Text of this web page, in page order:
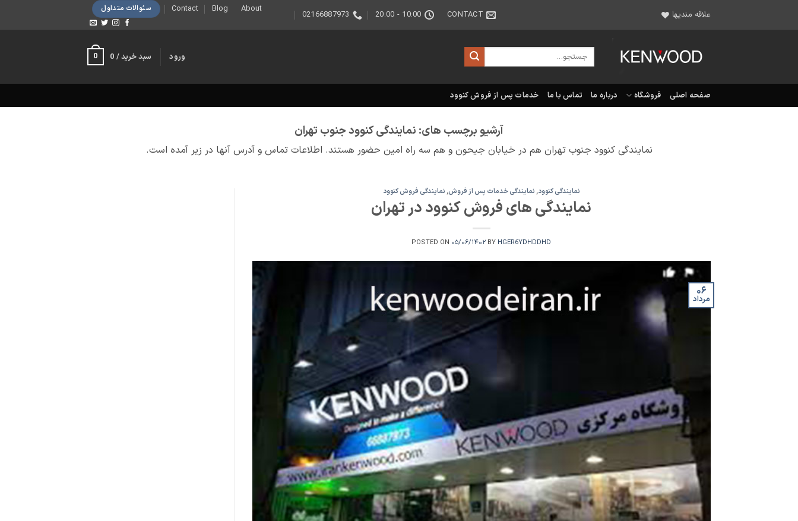
علاقه مندیها CONTACT
10:00 - 20:00
02166887973
About
Blog
Contact سئوالات متداول
برای:
ورود سبد خرید / 0
0
صفحه اصلی فروشگاه درباره ما تماس با ما خدمات پس از فروش کنوود
آرشیو برچسب های: نمایندگی کنوود جنوب تهران
نمایندگی کنوود جنوب تهران هم در خیابان جیحون و هم سه راه امین حضور هستند. اطلاعات تماس و آدرس آنها در زیر آمده است.
نمایندگی کنوود,نمایندگی خدمات پس از فروش,نمایندگی فروش کنوود
نمایندگی های فروش کنوود در تهران
POSTED ON ۰۵/۰۶/۱۴۰۲ BY HGER6YDHDDHD
۰۶
مرداد